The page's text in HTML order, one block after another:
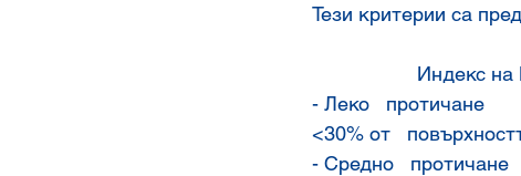
Тези критерии са
- Леко   протичане
<30% от
- Средно   протичане